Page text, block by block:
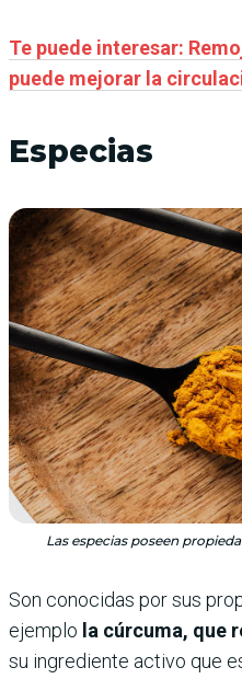
Te puede interesar:
puede mejorar la
Especias
Las especias poseen
Son conocidas por sus
ejemplo la cúrcuma, que
su ingrediente activo que